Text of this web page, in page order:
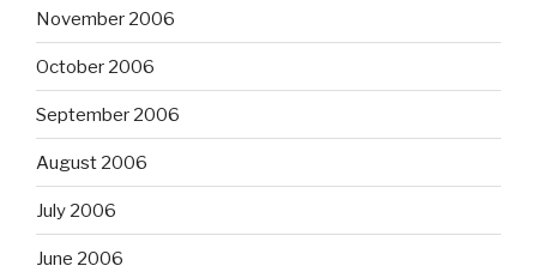
November 2006
October 2006
September 2006
August 2006
July 2006
June 2006